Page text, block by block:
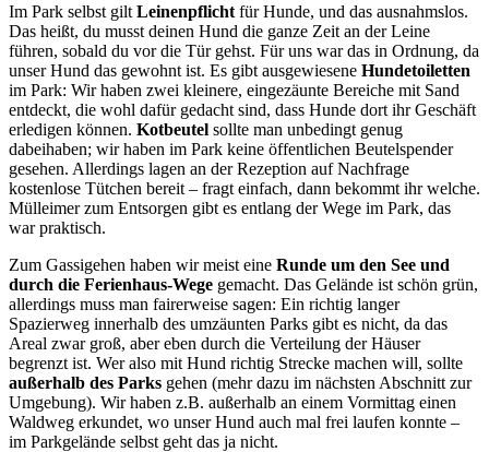
Im Park selbst gilt Leinenpflicht für Hunde, und das ausnahmslos.
Das heißt, du musst deinen Hund die ganze Zeit an der Leine
führen, sobald du vor die Tür gehst. Für uns war das in Ordnung, da
unser Hund das gewohnt ist. Es gibt ausgewiesene Hundetoiletten
im Park: Wir haben zwei kleinere, eingezäunte Bereiche mit Sand
entdeckt, die wohl dafür gedacht sind, dass Hunde dort ihr Geschäft
erledigen können. Kotbeutel sollte man unbedingt genug
dabeihaben; wir haben im Park keine öffentlichen Beutelspender
gesehen. Allerdings lagen an der Rezeption auf Nachfrage
kostenlose Tütchen bereit – fragt einfach, dann bekommt ihr welche.
Mülleimer zum Entsorgen gibt es entlang der Wege im Park, das
war praktisch.
Zum Gassigehen haben wir meist eine Runde um den See und
durch die Ferienhaus-Wege gemacht. Das Gelände ist schön grün,
allerdings muss man fairerweise sagen: Ein richtig langer
Spazierweg innerhalb des umzäunten Parks gibt es nicht, da das
Areal zwar groß, aber eben durch die Verteilung der Häuser
begrenzt ist. Wer also mit Hund richtig Strecke machen will, sollte
außerhalb des Parks gehen (mehr dazu im nächsten Abschnitt zur
Umgebung). Wir haben z.B. außerhalb an einem Vormittag einen
Waldweg erkundet, wo unser Hund auch mal frei laufen konnte –
im Parkgelände selbst geht das ja nicht.